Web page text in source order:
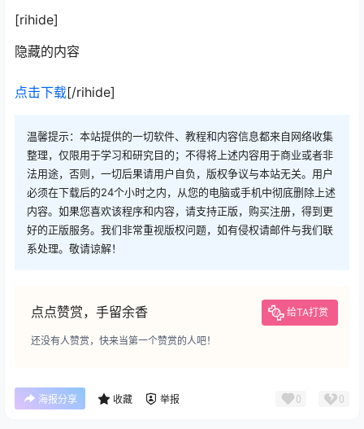
[rihide]
隐藏的内容
点击下载[/rihide]
温馨提示：本站提供的一切软件、教程和内容信息都来自网络收集
整理，仅限用于学习和研究目的；不得将上述内容用于商业或者非
法用途，否则，一切后果请用户自负，版权争议与本站无关。用户
必须在下载后的24个小时之内，从您的电脑或手机中彻底删除上述
内容。如果您喜欢该程序和内容，请支持正版，购买注册，得到更
好的正版服务。我们非常重视版权问题，如有侵权请邮件与我们联
系处理。敬请谅解！
点点赞赏，手留余香 给TA打赏
还没有人赞赏，快来当第一个赞赏的人吧！
海报分享 收藏 举报 0 0